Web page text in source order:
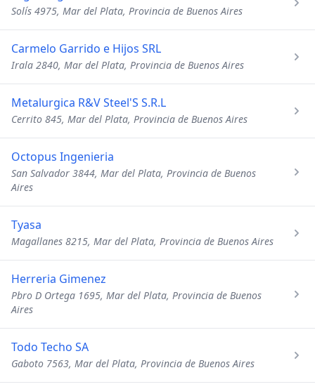
Solís 4975, Mar del Plata, Provincia de Buenos Aires
Carmelo Garrido e Hijos SRL
Irala 2840, Mar del Plata, Provincia de Buenos Aires
Metalurgica R&V Steel'S S.R.L
Cerrito 845, Mar del Plata, Provincia de Buenos Aires
Octopus Ingenieria
San Salvador 3844, Mar del Plata, Provincia de Buenos
Aires
Tyasa
Magallanes 8215, Mar del Plata, Provincia de Buenos Aires
Herreria Gimenez
Pbro D Ortega 1695, Mar del Plata, Provincia de Buenos
Aires
Todo Techo SA
Gaboto 7563, Mar del Plata, Provincia de Buenos Aires